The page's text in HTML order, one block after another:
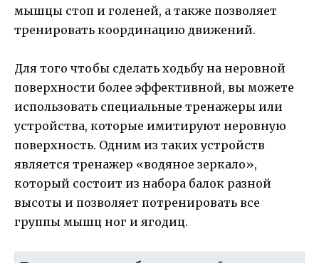
мышцы стоп и голеней, а также позволяет
тренировать координацию движений.
Для того чтобы сделать ходьбу на неровной
поверхности более эффективной, вы можете
использовать специальные тренажеры или
устройства, которые имитируют неровную
поверхность. Одним из таких устройств
является тренажер «водяное зеркало»,
который состоит из набора балок разной
высоты и позволяет потренировать все
группы мышц ног и ягодиц.